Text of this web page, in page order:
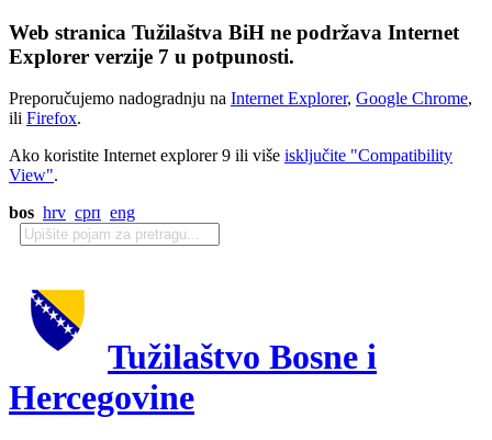
Web stranica Tužilaštva BiH ne podržava Internet
Explorer verzije 7 u potpunosti.
Preporučujemo nadogradnju na Internet Explorer, Google Chrome,
ili Firefox.
Ako koristite Internet explorer 9 ili više isključite "Compatibility
View".
bos hrv срп eng
Tužilaštvo Bosne i
Hercegovine